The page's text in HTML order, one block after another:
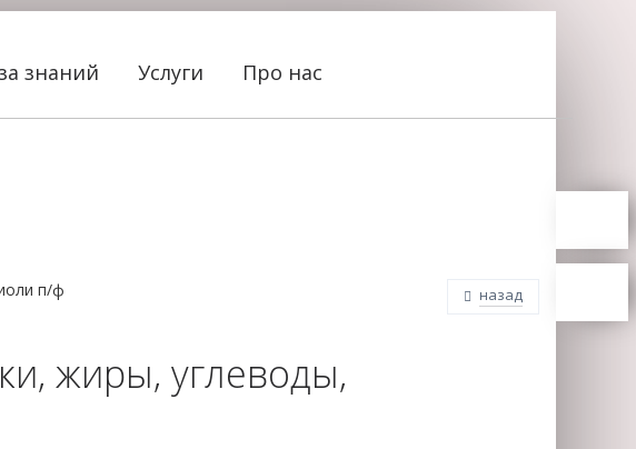
знаний Услуги Про нас
п/ф назад
жиры, углеводы,